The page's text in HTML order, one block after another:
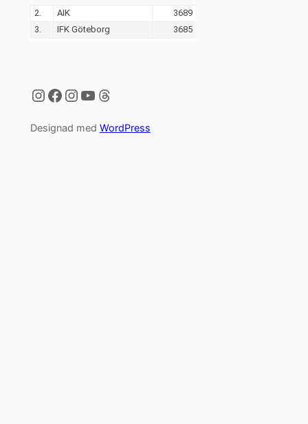
Instagram
Facebook
Instagram
YouTube
Threads
Designad med WordPress